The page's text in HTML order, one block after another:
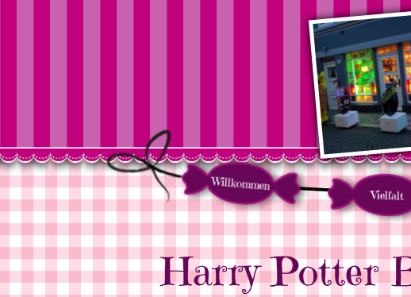
Willkommen
Vielfalt
Harry Potter